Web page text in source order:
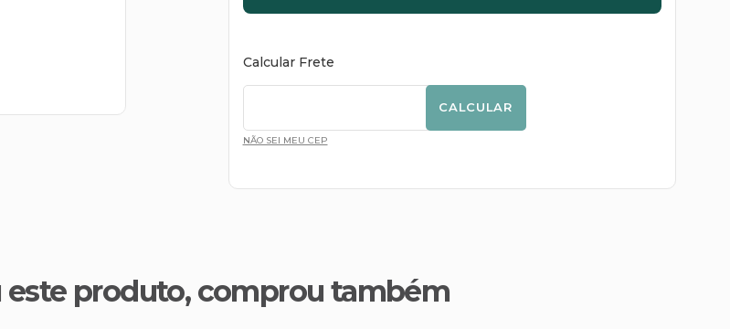
Calcular Frete
CALCULAR
NÃO SEI MEU CEP
produto, comprou também